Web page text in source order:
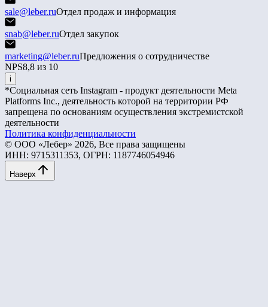
sale@leber.ruОтдел продаж и информация
snab@leber.ruОтдел закупок
marketing@leber.ruПредложения о сотрудничестве
NPS8,8 из 10
i
*Социальная сеть Instagram - продукт деятельности Meta
Platforms Inc., деятельность которой на территории РФ
запрещена по основаниям осуществления экстремистской
деятельности
Политика конфиденциальности
© ООО «Лебер» 2026, Все права защищены
ИНН: 9715311353, ОГРН: 1187746054946
Наверх